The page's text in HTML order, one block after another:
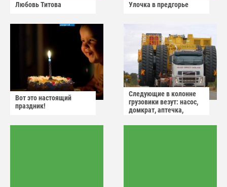
Любовь Титова Улочка в предгорье
Вот это настоящий
праздник!
Следующие в колонне
грузовики везут: насос,
домкрат, аптечка,